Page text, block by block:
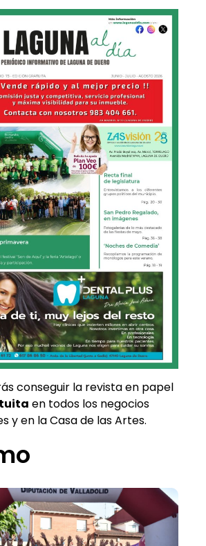
conseguir la revista en papel
en todos los negocios
y en la Casa de las Artes.